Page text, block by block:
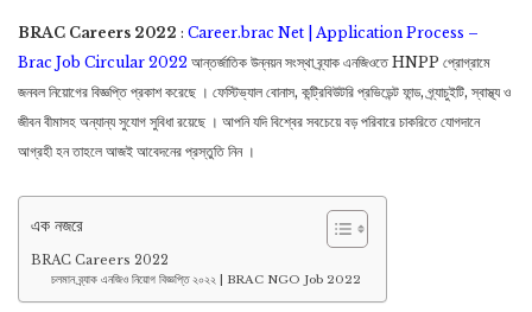
BRAC Careers 2022 : Career.brac Net | Application Process –
Brac Job Circular 2022 আন্তর্জাতিক উন্নয়ন সংস্থা ব্র্যাক এনজিওতে HNPP প্রোগ্রামে
জনবল নিয়োগের বিজ্ঞপ্তি প্রকাশ করেছে । ফেস্টিভ্যাল বোনাস, কন্ট্রিবিউটরি প্রভিডেন্ট ফান্ড, গ্র্যাচুইটি, স্বাস্থ্য ও
জীবন বীমাসহ অন্যান্য সুযোগ সুবিধা রয়েছে । আপনি যদি বিশ্বের সবচেয়ে বড় পরিবারে চাকরিতে যোগদানে
আগ্রহী হন তাহলে আজই আবেদনের প্রস্তুতি নিন ।
এক নজরে
BRAC Careers 2022
চলমান ব্র্যাক এনজিও নিয়োগ বিজ্ঞপ্তি ২০২২ | BRAC NGO Job 2022